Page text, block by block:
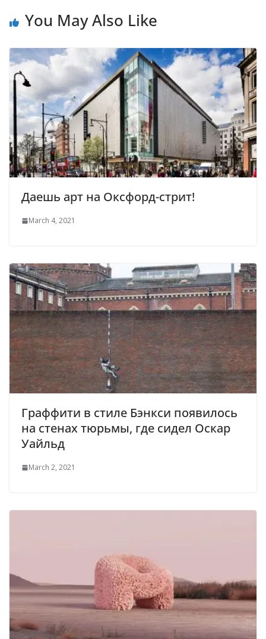
You May Also Like
Даешь арт на Оксфорд-стрит!
March 4, 2021
Граффити в стиле Бэнкси появилось
на стенах тюрьмы, где сидел Оскар
Уайльд
March 2, 2021